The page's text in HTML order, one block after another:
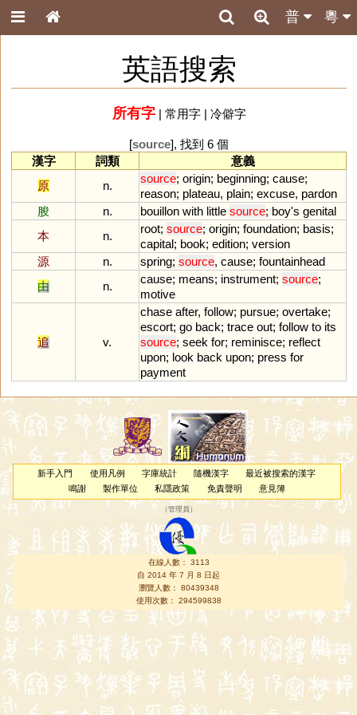
粵
普
英語搜索
所有字| 常用字| 冷僻字
[source], 找到 6 個
漢字
詞類
意義
原
n.
source; origin; beginning; cause;
reason; plateau, plain; excuse, pardon
朘
n. bouillon with little source; boy's genital
本
n.
root; source; origin; foundation; basis;
capital; book; edition; version
源
n. spring; source, cause; fountainhead
由
n.
cause; means; instrument; source;
motive
追 v.
chase after, follow; pursue; overtake;
escort; go back; trace out; follow to its
source; seek for; reminisce; reflect
upon; look back upon; press for
payment
新手入門 使用凡例 字庫統計 隨機漢字
最近被搜索的漢字
鳴謝
製作單位 私隱政策 免責聲明 意見簿
（管理員 ）
在線人數： 3113
自 2014 年 7 月 8 日起
瀏覽人數： 80439348
使用次數： 294599838